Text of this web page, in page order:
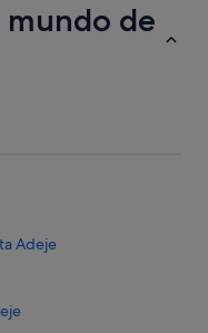
mundo de
Adeje